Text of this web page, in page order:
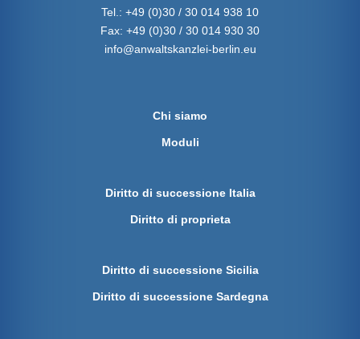
Tel.: +49 (0)30 / 30 014 938 10
Fax: +49 (0)30 / 30 014 930 30
info@anwaltskanzlei-berlin.eu
Chi siamo
Moduli
Diritto di successione Italia
Diritto di proprieta
Diritto di successione Sicilia
Diritto di successione Sardegna